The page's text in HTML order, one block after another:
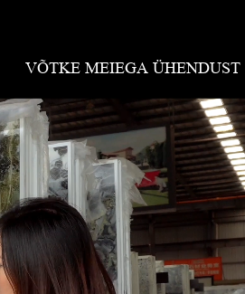
VÕTKE MEIEGA ÜHENDUST